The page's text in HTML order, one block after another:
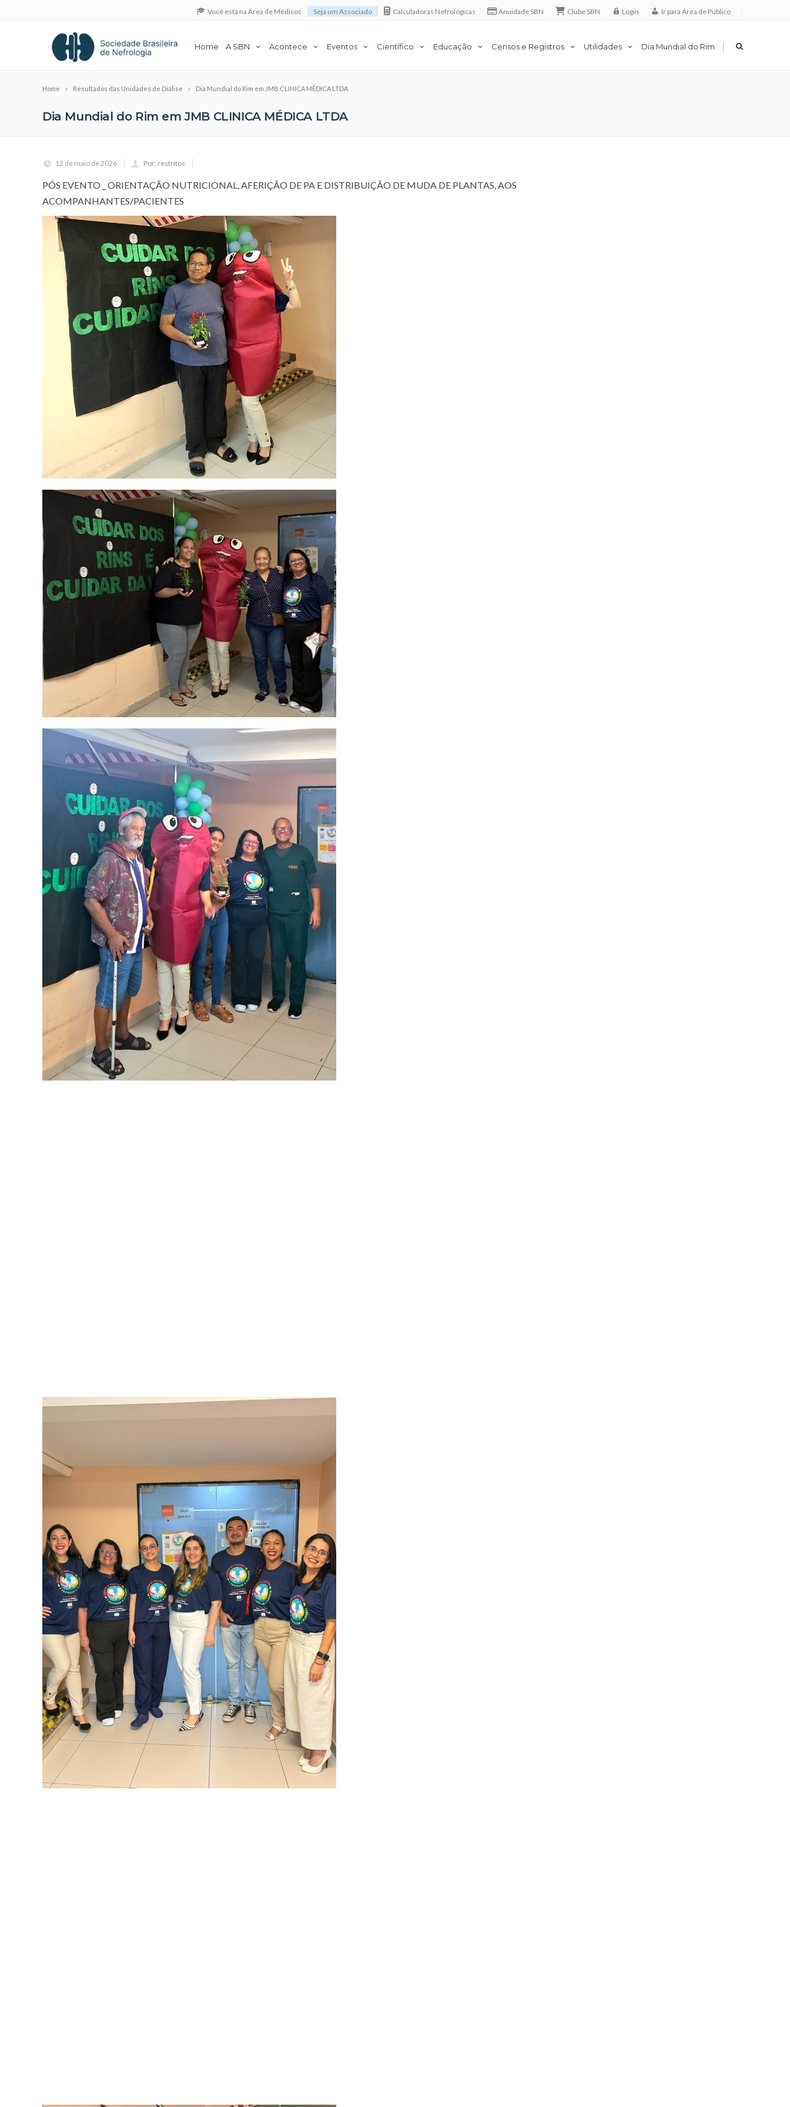
Você está na Área de Médicos Seja um Associado Calculadoras Nefrológicas Anuidade SBN Clube SBN Login Ir para Área de Público
Home A SBN Acontece Eventos Científico Educação Censos e Registros Utilidades Dia Mundial do Rim |
Home Resultados das Unidades de Diálise Dia Mundial do Rim em JMB CLINICA MÉDICA LTDA
Dia Mundial do Rim em JMB CLINICA MÉDICA LTDA
12 de maio de 2026 Por: restritos
PÓS EVENTO _ ORIENTAÇÃO NUTRICIONAL, AFERIÇÃO DE PA E DISTRIBUIÇÃO DE MUDA DE PLANTAS, AOS
ACOMPANHANTES/PACIENTES